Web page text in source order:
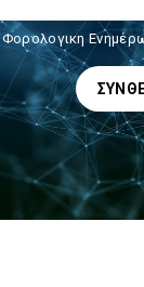
Φορολογικη